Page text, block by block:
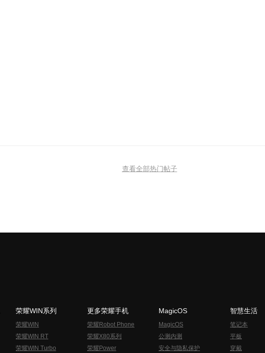
查看全部热门帖子
荣耀WIN系列
荣耀WIN
荣耀WIN RT
荣耀WIN Turbo
更多荣耀手机
荣耀Robot Phone
荣耀X80系列
荣耀Power
MagicOS
MagicOS
公测内测
安全与隐私保护
智慧生活
笔记本
平板
穿戴